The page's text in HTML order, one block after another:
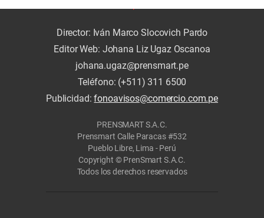
Director: Iván Marco Slocovich Pardo
Editor Web: Johana Liz Ugaz Oscanoa
johana.ugaz@prensmart.pe
Teléfono: (+511) 311 6500
Publicidad:fonoavisos@comercio.com.pe
PRENSMART S.A.C.
Prensmart Calle Paracas #532
Pueblo Libre, Lima - Perú
Copyright © PrenSmart S.A.C.
Todos los derechos reservados